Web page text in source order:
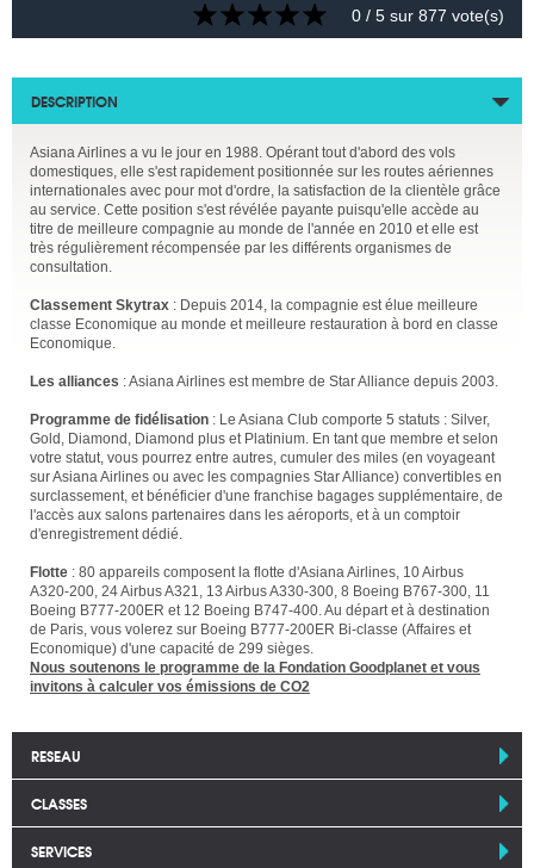
0 / 5 sur 877 vote(s)
DESCRIPTION
Asiana Airlines a vu le jour en 1988. Opérant tout d'abord des vols
domestiques, elle s'est rapidement positionnée sur les routes aériennes
internationales avec pour mot d'ordre, la satisfaction de la clientèle grâce
au service. Cette position s'est révélée payante puisqu'elle accède au
titre de meilleure compagnie au monde de l'année en 2010 et elle est
très régulièrement récompensée par les différents organismes de
consultation.
Classement Skytrax : Depuis 2014, la compagnie est élue meilleure
classe Economique au monde et meilleure restauration à bord en classe
Economique.
Les alliances : Asiana Airlines est membre de Star Alliance depuis 2003.
Programme de fidélisation : Le Asiana Club comporte 5 statuts : Silver,
Gold, Diamond, Diamond plus et Platinium. En tant que membre et selon
votre statut, vous pourrez entre autres, cumuler des miles (en voyageant
sur Asiana Airlines ou avec les compagnies Star Alliance) convertibles en
surclassement, et bénéficier d'une franchise bagages supplémentaire, de
l'accès aux salons partenaires dans les aéroports, et à un comptoir
d'enregistrement dédié.
Flotte : 80 appareils composent la flotte d'Asiana Airlines, 10 Airbus
A320-200, 24 Airbus A321, 13 Airbus A330-300, 8 Boeing B767-300, 11
Boeing B777-200ER et 12 Boeing B747-400. Au départ et à destination
de Paris, vous volerez sur Boeing B777-200ER Bi-classe (Affaires et
Economique) d'une capacité de 299 sièges.
Nous soutenons le programme de la Fondation Goodplanet et vous
invitons à calculer vos émissions de CO2
RESEAU
CLASSES
SERVICES